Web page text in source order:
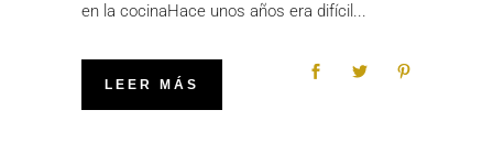
en la cocinaHace unos años era difícil
LEER MÁS